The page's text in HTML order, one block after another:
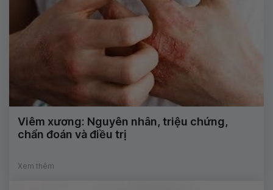
Viêm xương: Nguyên nhân, triệu chứng,
chẩn đoán và điều trị
Xem thêm